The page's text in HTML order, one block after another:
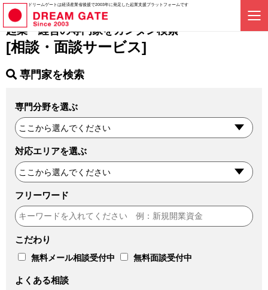
ドリームゲートは経済産業省後援で2003年に発足した起業支援プラットフォームです
起業・経営の専門家をカンタン検索
[相談・面談サービス]
専門家を検索
専門分野を選ぶ
対応エリアを選ぶ
フリーワード
こだわり
無料メール相談受付中 無料面談受付中
よくある相談